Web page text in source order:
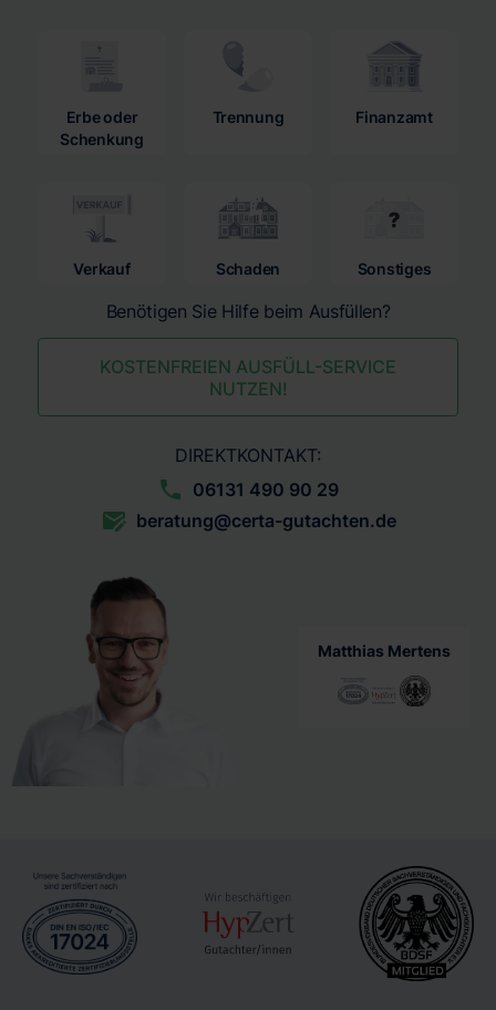
Erbe oder
Schenkung
Trennung Finanzamt
Verkauf Schaden Sonstiges
Benötigen Sie Hilfe beim Ausfüllen?
KOSTENFREIEN AUSFÜLL-SERVICE
NUTZEN!
DIREKTKONTAKT:
06131 490 90 29
beratung@certa-gutachten.de
Matthias Mertens